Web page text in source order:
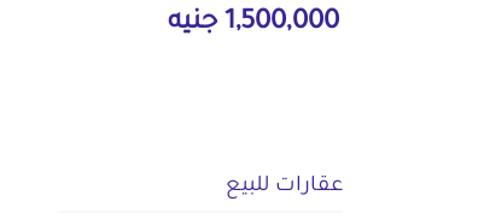
1,500,000 جنيه
عقارات للبيع